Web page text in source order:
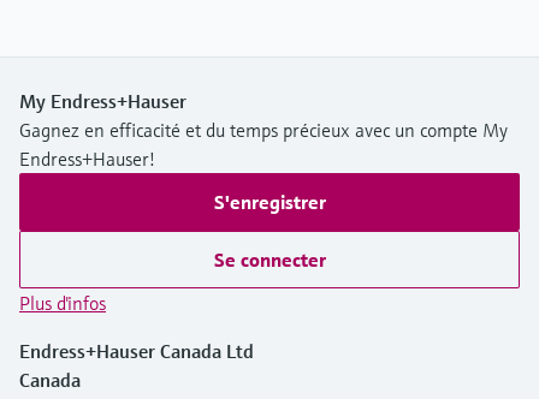
My Endress+Hauser
Gagnez en efficacité et du temps précieux avec un compte My
Endress+Hauser!
S'enregistrer
Se connecter
Plus d'infos
Endress+Hauser Canada Ltd
Canada